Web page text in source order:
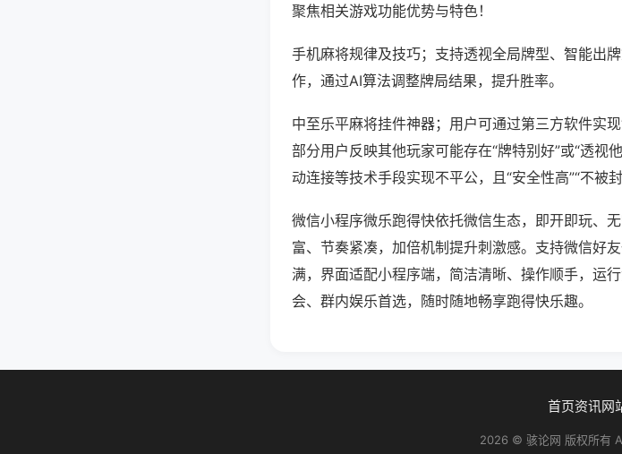
聚焦相关游戏功能优势与特色！
手机麻将规律及技巧；支持透视全局牌型、智能出
作，通过AI算法调整牌局结果，提升胜率。
中至乐平麻将挂件神器；用户可通过第三方软件实现
部分用户反映其他玩家可能存在“牌特别好”或“透视
动连接等技术手段实现不平公，且“安全性高”“不被封
微信小程序微乐跑得快依托微信生态，即开即玩、
富、节奏紧凑，加倍机制提升刺激感。支持微信好
满，界面适配小程序端，简洁清晰、操作顺手，运
会、群内娱乐首选，随时随地畅享跑得快乐趣。
首页资讯网
2026 © 骇论网 版权所有